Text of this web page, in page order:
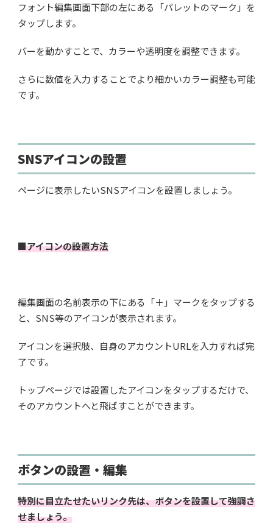
フォント編集画面下部の左にある「パレットのマーク」を
タップします。
バーを動かすことで、カラーや透明度を調整できます。
さらに数値を入力することでより細かいカラー調整も可能
です。
SNSアイコンの設置
ページに表示したいSNSアイコンを設置しましょう。
■アイコンの設置方法
編集画面の名前表示の下にある「＋」マークをタップする
と、SNS等のアイコンが表示されます。
アイコンを選択肢、自身のアカウントURLを入力すれば完
了です。
トップページでは設置したアイコンをタップするだけで、
そのアカウントへと飛ばすことができます。
ボタンの設置・編集
特別に目立たせたいリンク先は、ボタンを設置して強調さ
せましょう。